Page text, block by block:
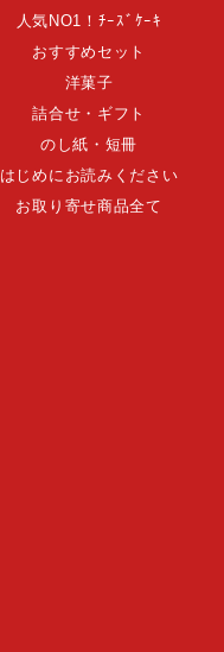
人気NO1！ﾁｰｽﾞｹｰｷ
おすすめセット
洋菓子
詰合せ・ギフト
のし紙・短冊
はじめにお読みください
お取り寄せ商品全て